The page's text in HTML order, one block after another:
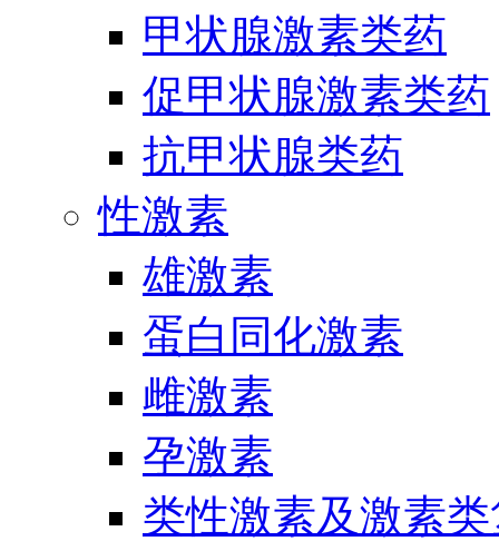
甲状腺激素类药
促甲状腺激素类药
抗甲状腺类药
性激素
雄激素
蛋白同化激素
雌激素
孕激素
类性激素及激素